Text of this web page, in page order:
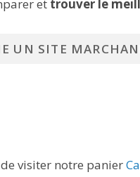
et trouver le
de visiter notre panier